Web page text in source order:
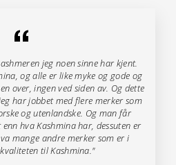
jeg noen sinne har kjent.
og alle er like myke og gode og
over, ingen ved siden av. Og dette
har jobbet med flere merker som
og utenlandske. Og man får
hva Kashmina har, dessuten er
mange andre merker som er i
til Kashmina."